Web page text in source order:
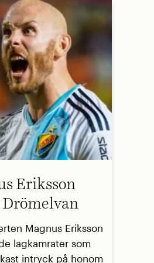
Eriksson
Drömelvan
Magnus Eriksson
lagkamrater som
intryck på honom